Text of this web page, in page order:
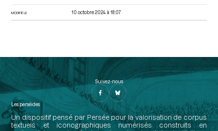
MODIFIÉ LE 10 octobre 2024 à 18:07
Suivez-nous
Les perséides
Un dispositif pensé par Persée pour la valorisation de corpus
textuels et iconographiques numérisés construits en